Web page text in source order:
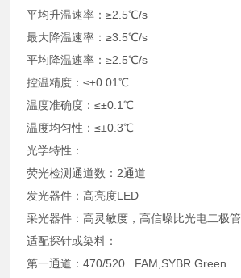
平均升温速率：≥2.5℃/s
最大降温速率：≥3.5℃/s
平均降温速率：≥2.5℃/s
控温精度：≤±0.01℃
温度准确度：≤±0.1℃
温度均匀性：≤±0.3℃
光学特性：
荧光检测通道数：2通道
发光器件：高亮度LED
采光器件：高灵敏度，高信噪比光电二极管
适配探针或染料：
第一通道：470/520 FAM,SYBR Green